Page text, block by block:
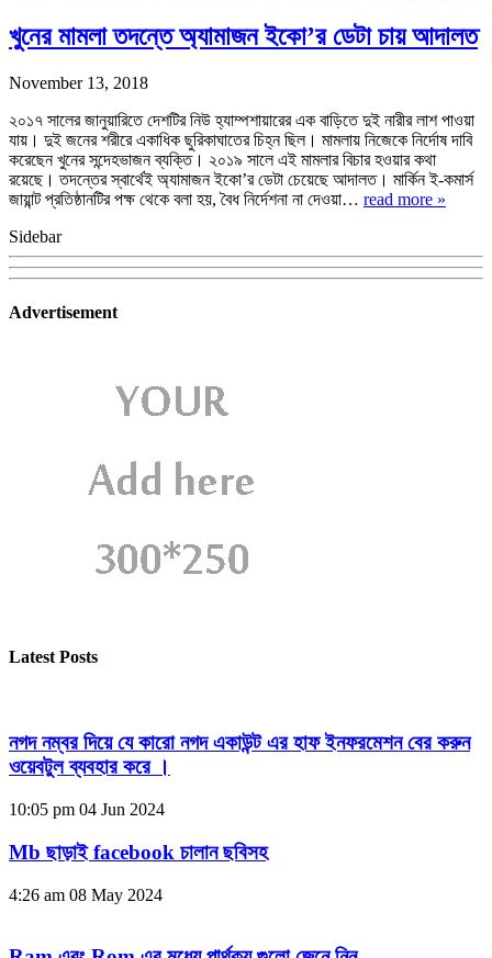
খুনের মামলা তদন্তে অ্যামাজন ইকো’র ডেটা চায় আদালত
November 13, 2018
২০১৭ সালের জানুয়ারিতে দেশটির নিউ হ্যাম্পশায়ারের এক বাড়িতে দুই নারীর লাশ পাওয়া
যায়। দুই জনের শরীরে একাধিক ছুরিকাঘাতের চিহ্ন ছিল। মামলায় নিজেকে নির্দোষ দাবি
করেছেন খুনের সন্দেহভাজন ব্যক্তি। ২০১৯ সালে এই মামলার বিচার হওয়ার কথা
রয়েছে। তদন্তের স্বার্থেই অ্যামাজন ইকো’র ডেটা চেয়েছে আদালত। মার্কিন ই-কমার্স
জায়ান্ট প্রতিষ্ঠানটির পক্ষ থেকে বলা হয়, বৈধ নির্দেশনা না দেওয়া… read more »
Sidebar
Advertisement
Latest Posts
নগদ নম্বর দিয়ে যে কারো নগদ একাউন্ট এর হাফ ইনফরমেশন বের করুন
ওয়েবটুল ব্যবহার করে ।
10:05 pm 04 Jun 2024
Mb ছাড়াই facebook চালান ছবিসহ
4:26 am 08 May 2024